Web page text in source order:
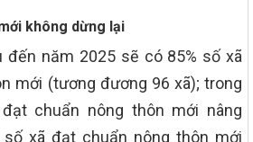
không dừng lại
đến năm 2025 sẽ có 85% số xã
mới (tương đương 96 xã); trong
chuẩn nông thôn mới nâng
xã đạt chuẩn nông thôn mới